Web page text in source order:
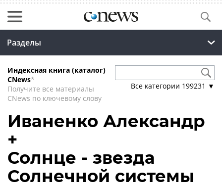
Разделы
Индексная книга (каталог)
CNews*
Получите все материалы
CNews по ключевому слову
Все категории 199231 ▼
Иваненко Александр
+
Солнце - звезда
Солнечной системы